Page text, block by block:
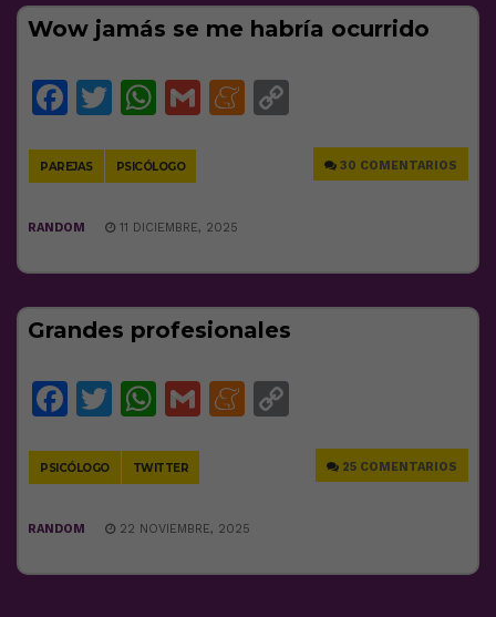
Wow jamás se me habría ocurrido
Facebook
Twitter
WhatsApp
GmailMeneame
PAREJAS PSICÓLOGO 30 COMENTARIOS
RANDOM 11 DICIEMBRE, 2025
Grandes profesionales
Facebook
Twitter
WhatsApp
GmailMeneame
PSICÓLOGO TWITTER 25 COMENTARIOS
RANDOM 22 NOVIEMBRE, 2025